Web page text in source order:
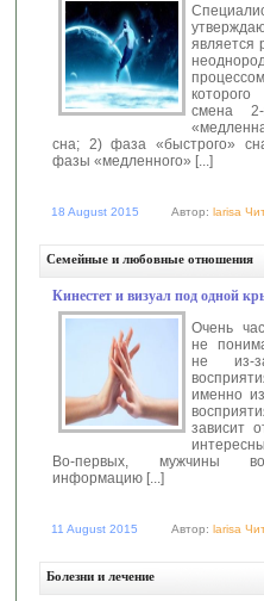
является
которого
смена
сна; 2) фаза «быстрого»
фазы «медленного» [...]
18 August 2015 Автор: larisa
Семейные и любовные отношения
Кинестет и визуал под одной
Очень
не
не из-
именно
зависит
Во-первых, мужчины
информацию [...]
11 August 2015 Автор: larisa
Болезни и лечение